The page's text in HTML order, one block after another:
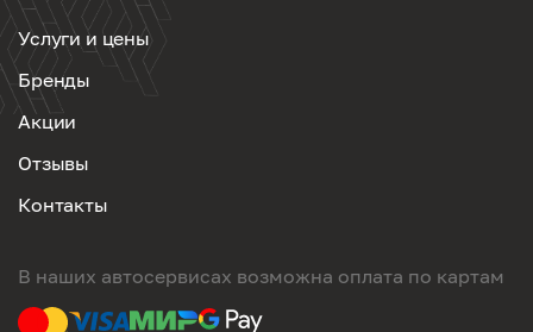
Услуги и цены
Бренды
Акции
Отзывы
Контакты
В наших автосервисах возможна оплата по картам